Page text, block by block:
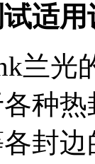
适
兰光
种
封